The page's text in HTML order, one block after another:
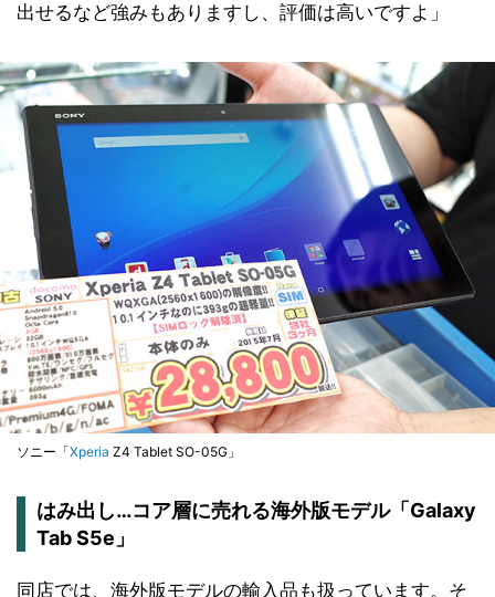
出せるなど強みもありますし、評価は高いですよ」
ソニー「Xperia Z4 Tablet SO-05G」
はみ出し…コア層に売れる海外版モデル「Galaxy
Tab S5e」
同店では、海外版モデルの輸入品も扱っています。そ